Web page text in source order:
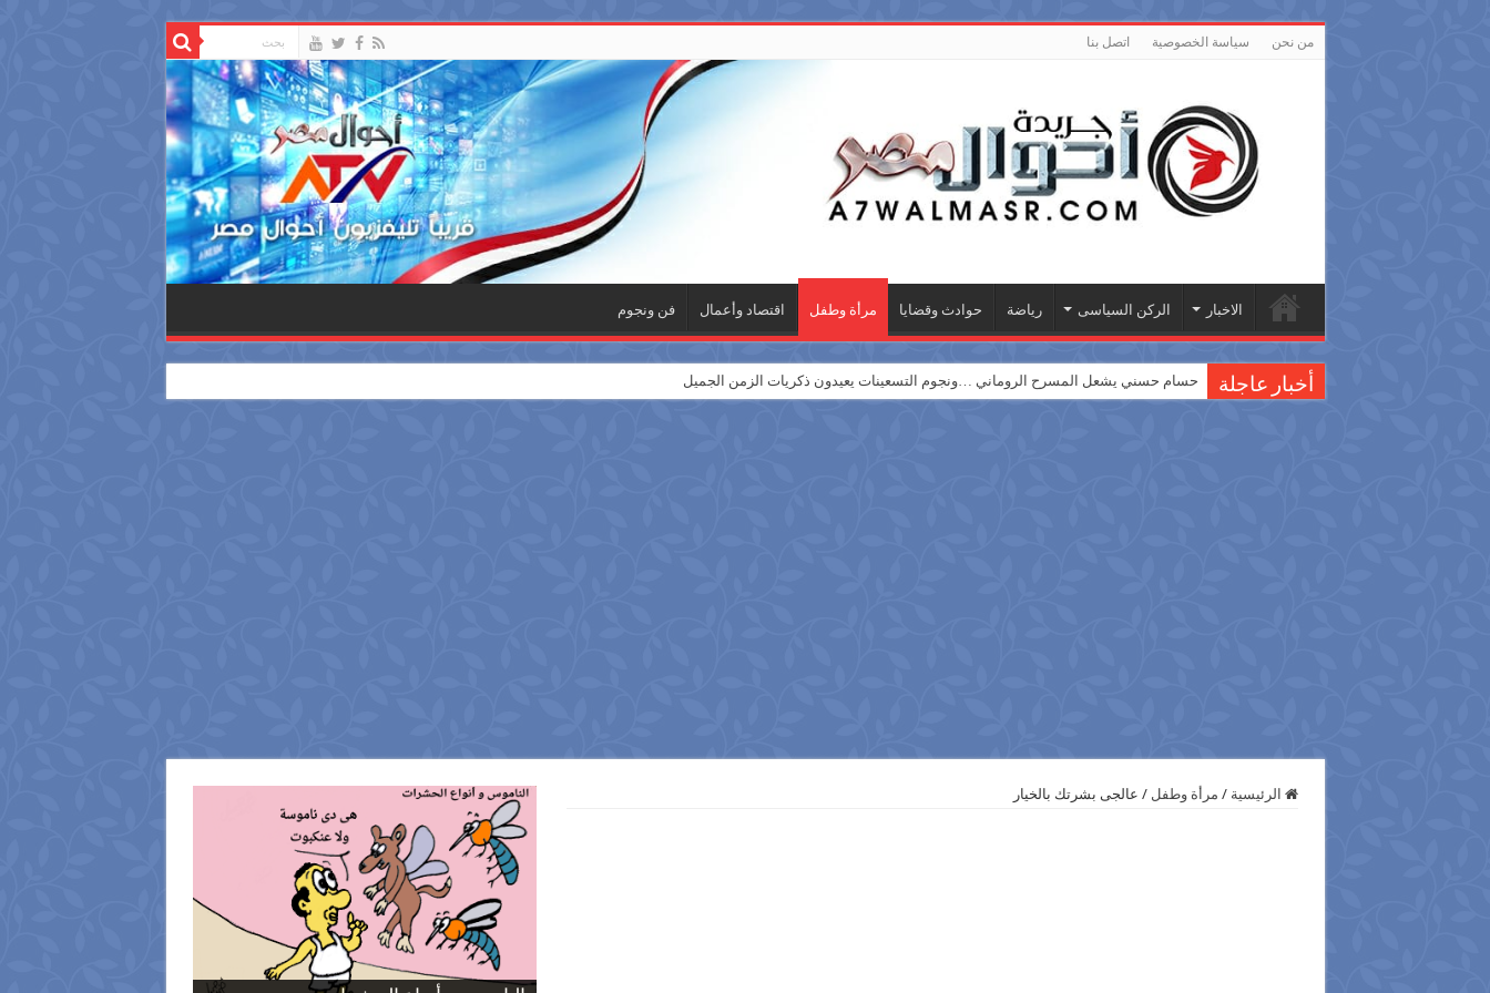
من نحن سياسة الخصوصية اتصل بنا
الاخبار الركن السياسى رياضة حوادث وقضايا مرأة وطفل اقتصاد وأعمال فن ونجوم
أخبار عاجلة حسام حسني يشعل المسرح الروماني …ونجوم التسعينات يعيدون ذكريات الزمن الجميل
الرئيسية / مرأة وطفل / عالجى بشرتك بالخيار